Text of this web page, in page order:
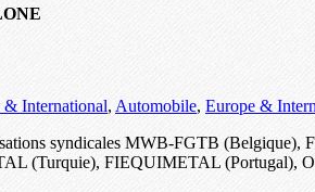
& International, Automobile, Europe &
syndicales MWB-FGTB
(Turquie), FIEQUIMETAL (Portugal),